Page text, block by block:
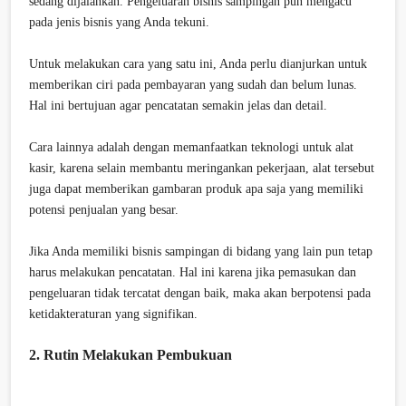
pada jenis bisnis yang Anda tekuni.
Untuk melakukan cara yang satu ini, Anda perlu dianjurkan untuk
memberikan ciri pada pembayaran yang sudah dan belum lunas.
Hal ini bertujuan agar pencatatan semakin jelas dan detail.
Cara lainnya adalah dengan memanfaatkan teknologi untuk alat
kasir, karena selain membantu meringankan pekerjaan, alat tersebut
juga dapat memberikan gambaran produk apa saja yang memiliki
potensi penjualan yang besar.
Jika Anda memiliki bisnis sampingan di bidang yang lain pun tetap
harus melakukan pencatatan. Hal ini karena jika pemasukan dan
pengeluaran tidak tercatat dengan baik, maka akan berpotensi pada
ketidakteraturan yang signifikan.
2. Rutin Melakukan Pembukuan